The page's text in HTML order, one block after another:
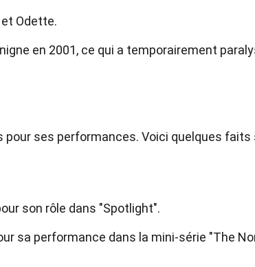
Odette.
en 2001, ce qui a temporairement
ses performances. Voici quelques faits
son rôle dans "Spotlight".
sa performance dans la mini-série "The